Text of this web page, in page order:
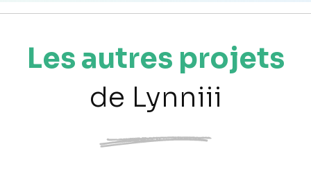
Les autres projets
de Lynniii